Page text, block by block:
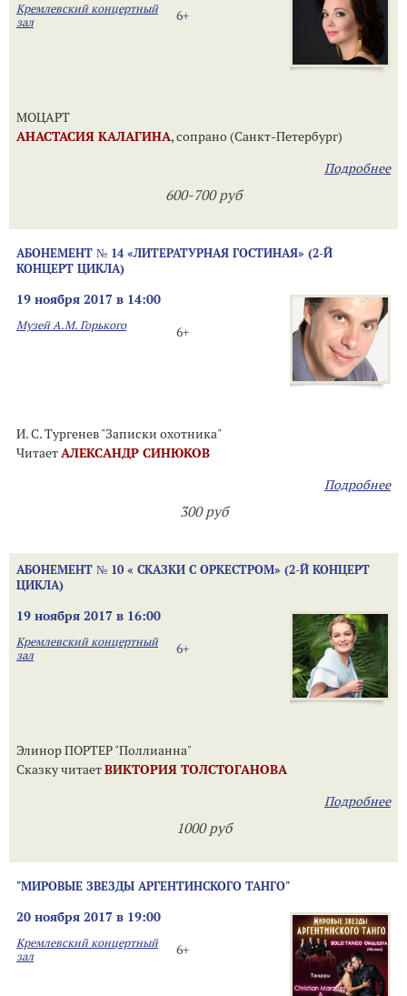
6+
Кремлевский концертный
зал
МОЦАРТ
АНАСТАСИЯ КАЛАГИНА, сопрано (Санкт-Петербург)
Подробнее
600-700 руб
АБОНЕМЕНТ № 14 «ЛИТЕРАТУРНАЯ ГОСТИНАЯ» (2-Й
КОНЦЕРТ ЦИКЛА)
19 ноября 2017 в 14:00
6+
Музей А.М. Горького
И. С. Тургенев "Записки охотника"
ЧитаетАЛЕКСАНДР СИНЮКОВ
Подробнее
300 руб
АБОНЕМЕНТ № 10 « СКАЗКИ С ОРКЕСТРОМ» (2-Й КОНЦЕРТ
ЦИКЛА)
19 ноября 2017 в 16:00
6+
Кремлевский концертный
зал
Элинор ПОРТЕР "Поллианна"
Сказку читаетВИКТОРИЯ ТОЛСТОГАНОВА
Подробнее
1000 руб
"МИРОВЫЕ ЗВЕЗДЫ АРГЕНТИНСКОГО ТАНГО"
20 ноября 2017 в 19:00
6+
Кремлевский концертный
зал